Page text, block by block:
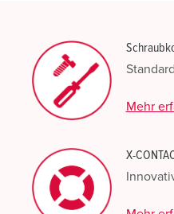
Mehr
X-